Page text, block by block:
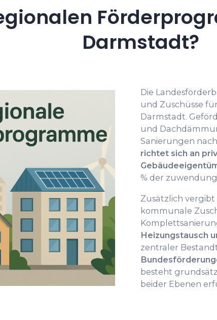
Darmstadt?
Die
und Zuschüsse
Darmstadt.
und
Sanierungen
richtet sich an
% der
Zusätzlich
kommunale
Heizungstausch
zentraler
besteht
beider Ebenen